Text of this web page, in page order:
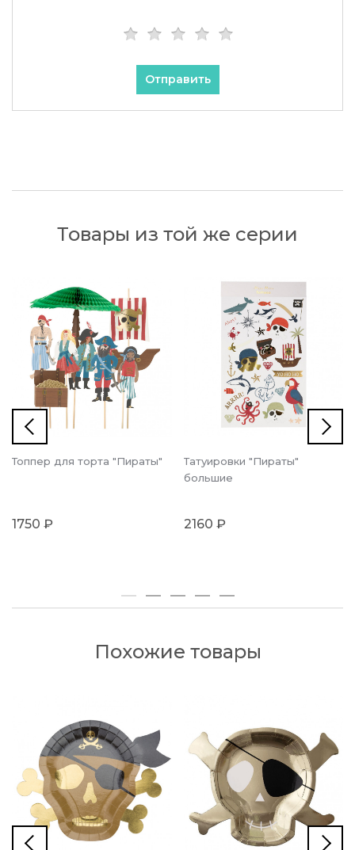
Отправить
Товары из той же серии
Топпер для торта "Пираты"
1750 ₽
Татуировки "Пираты"
большие
2160 ₽
Похожие товары